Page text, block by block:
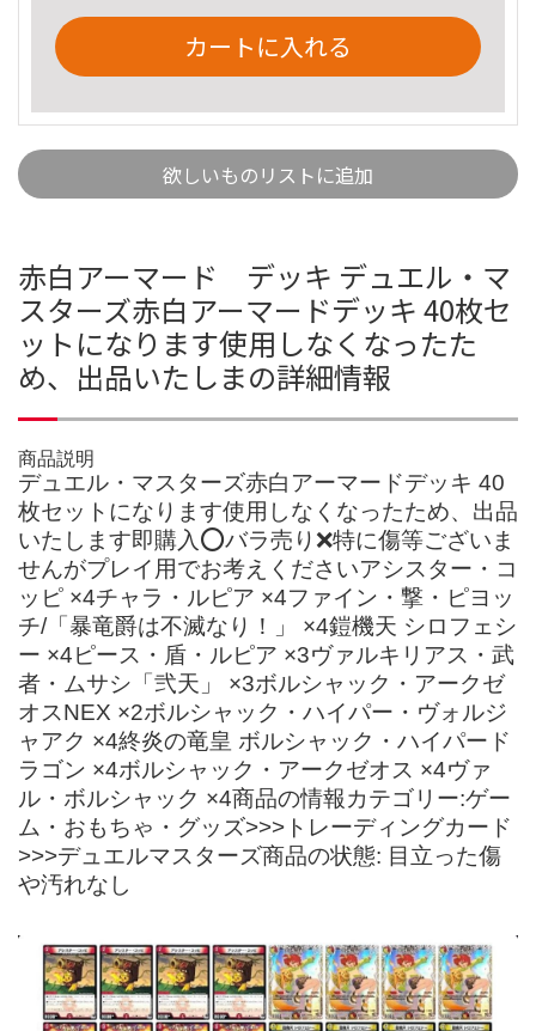
カートに入れる
欲しいものリストに追加
赤白アーマード デッキ デュエル・マ
スターズ赤白アーマードデッキ 40枚セ
ットになります使用しなくなったた
め、出品いたしまの詳細情報
商品説明
デュエル・マスターズ赤白アーマードデッキ 40
枚セットになります使用しなくなったため、出品
いたします即購入⭕️バラ売り❌特に傷等ございま
せんがプレイ用でお考えくださいアシスター・コ
ッピ ×4チャラ・ルピア ×4ファイン・撃・ピヨッ
チ/「暴竜爵は不滅なり！」 ×4鎧機天 シロフェシ
ー ×4ピース・盾・ルピア ×3ヴァルキリアス・武
者・ムサシ「弐天」 ×3ボルシャック・アークゼ
オスNEX ×2ボルシャック・ハイパー・ヴォルジ
ャアク ×4終炎の竜皇 ボルシャック・ハイパード
ラゴン ×4ボルシャック・アークゼオス ×4ヴァ
ル・ボルシャック ×4商品の情報カテゴリー:ゲー
ム・おもちゃ・グッズ>>>トレーディングカード
>>>デュエルマスターズ商品の状態: 目立った傷
や汚れなし